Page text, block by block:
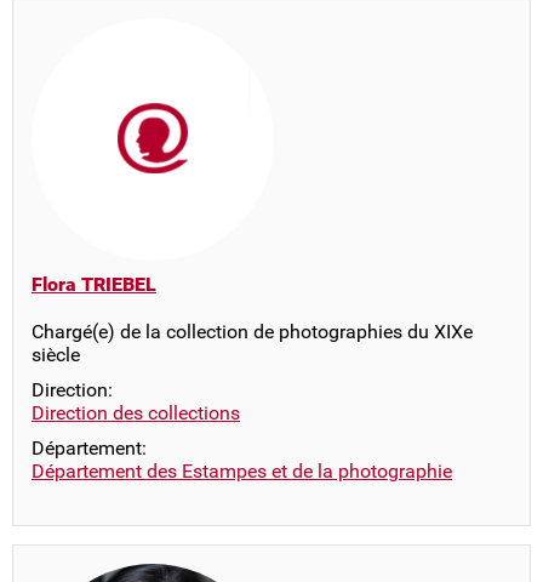
Flora TRIEBEL
Chargé(e) de la collection de photographies du XIXe
siècle
Direction:
Direction des collections
Département:
Département des Estampes et de la photographie